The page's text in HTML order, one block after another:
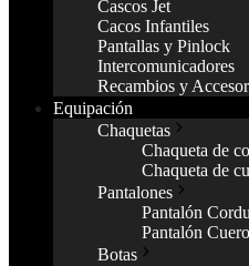
Cascos Jet
Cacos Infantiles
Pantallas y Pinlock
Intercomunicadores
Recambios y
Equipación
Chaquetas
Chaqueta de
Chaqueta de
Pantalones
Pantalón
Pantalón Cuero
Botas